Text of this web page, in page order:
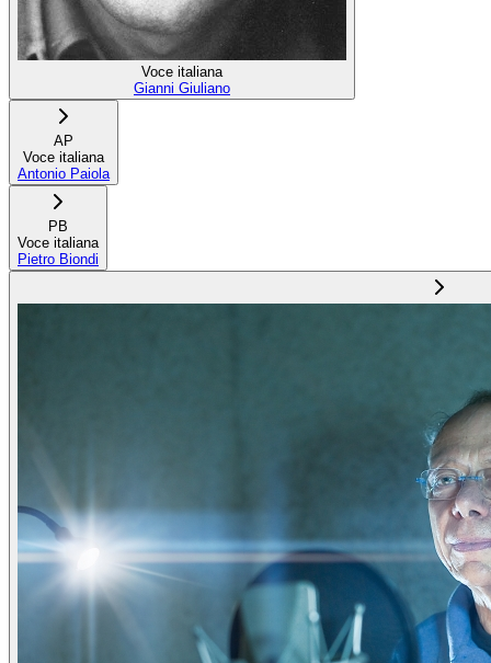
Voce italiana
Gianni Giuliano
AP
Voce italiana
Antonio Paiola
PB
Voce italiana
Pietro Biondi